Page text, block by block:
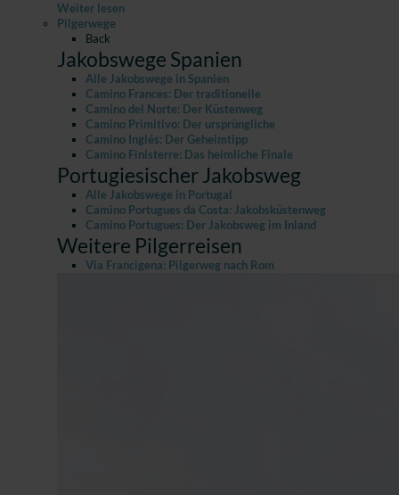
Weiter lesen
Pilgerwege
Back
Jakobswege Spanien
Alle Jakobswege in Spanien
Camino Frances: Der traditionelle
Camino del Norte: Der Küstenweg
Camino Primitivo: Der ursprüngliche
Camino Inglés: Der Geheimtipp
Camino Finisterre: Das heimliche Finale
Portugiesischer Jakobsweg
Alle Jakobswege in Portugal
Camino Portugues da Costa: Jakobsküstenweg
Camino Portugues: Der Jakobsweg im Inland
Weitere Pilgerreisen
Via Francigena: Pilgerweg nach Rom